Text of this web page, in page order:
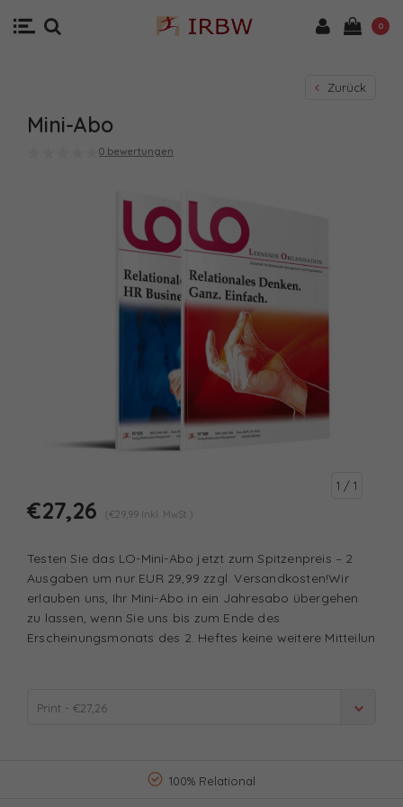
0
Zurück
Mini-Abo
0 bewertungen
1 / 1
€27,26 (€29,99 Inkl. MwSt.)
Testen Sie das LO-Mini-Abo jetzt zum Spitzenpreis – 2
Ausgaben um nur EUR 29,99 zzgl. Versandkosten!Wir
erlauben uns, Ihr Mini-Abo in ein Jahresabo übergehen
zu lassen, wenn Sie uns bis zum Ende des
Erscheinungsmonats des 2. Heftes keine weitere Mitteilun
Print - €27,26
100% Relational